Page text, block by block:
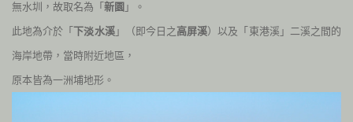
無水圳，故取名為「 新園 」。
此地為介於「下淡水溪」（即今日之 高屏溪）以及「東港溪」二溪之間的
海岸地帶，當時附近地區，
原本皆為一洲埔地形。